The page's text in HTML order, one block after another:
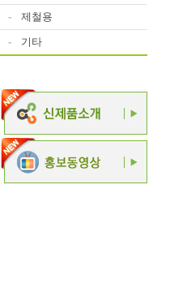
- 제철용
- 기타